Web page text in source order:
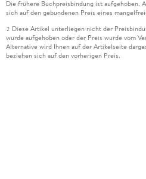
Die frühere Buchpreisbindung ist aufgehoben.
sich auf den gebundenen Preis eines
2 Diese Artikel unterliegen nicht der
wurde aufgehoben oder der Preis wurde vom
Alternative wird Ihnen auf der Artikelseite
beziehen sich auf den vorherigen Preis.